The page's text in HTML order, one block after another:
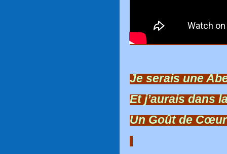
Je serais une
Et j’aurais dans
Un Goût de